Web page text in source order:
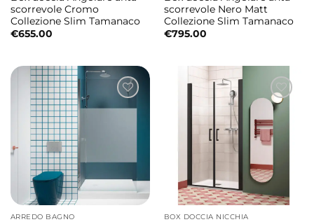
scorrevole Cromo
Collezione Slim Tamanaco
€655.00
scorrevole Nero Matt
Collezione Slim Tamanaco
€795.00
ARREDO BAGNO BOX DOCCIA NICCHIA